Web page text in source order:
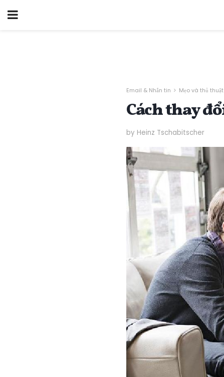
Email & Nhắn tin Mẹo và thủ
Cách thay
by Heinz Tschabitscher